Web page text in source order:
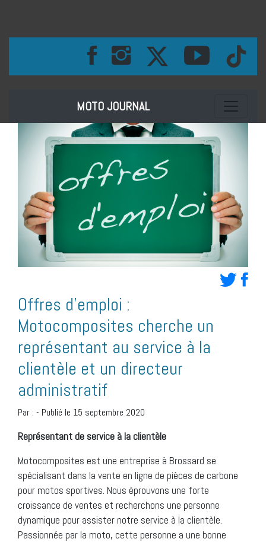
MOTO JOURNAL Toggle
Offres d’emploi :
Motocomposites cherche un
représentant au service à la
clientèle et un directeur
administratif
Par : - Publié le 15 septembre 2020
Représentant de service à la clientèle
Motocomposites est une entreprise à Brossard se
spécialisant dans la vente en ligne de pièces de carbone
pour motos sportives. Nous éprouvons une forte
croissance de ventes et recherchons une personne
dynamique pour assister notre service à la clientèle.
Passionnée par la moto, cette personne a une bonne